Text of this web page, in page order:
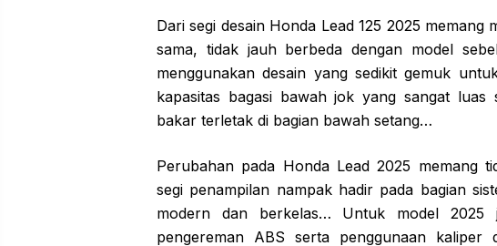
Dari segi desain Honda Lead 125 2025 memang
sama, tidak jauh berbeda dengan model
menggunakan desain yang sedikit gemuk
kapasitas bagasi bawah jok yang sangat
bakar terletak di bagian bawah setang…
Perubahan pada Honda Lead 2025 memang
segi penampilan nampak hadir pada bagian
modern dan berkelas… Untuk model 2025
pengereman ABS serta penggunaan